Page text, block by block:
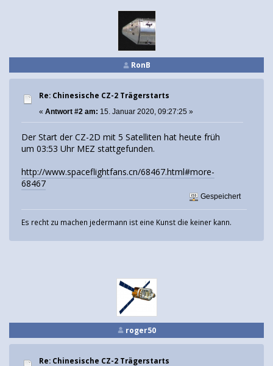
RonB
Re: Chinesische CZ-2 Trägerstarts
« Antwort #2 am: 15. Januar 2020, 09:27:25 »
Der Start der CZ-2D mit 5 Satelliten hat heute früh
um 03:53 Uhr MEZ stattgefunden.
http://www.spaceflightfans.cn/68467.html#more-
68467
Gespeichert
Es recht zu machen jedermann ist eine Kunst die keiner kann.
roger50
Re: Chinesische CZ-2 Trägerstarts